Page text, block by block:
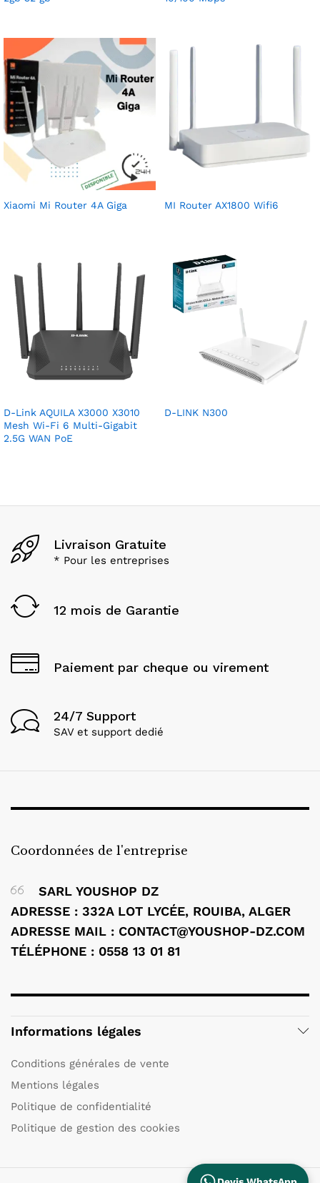
Xiaomi Mi Router 4A Giga MI Router AX1800 Wifi6
D-Link AQUILA X3000 X3010
Mesh Wi-Fi 6 Multi-Gigabit
2.5G WAN PoE
D-LINK N300
Livraison Gratuite
* Pour les entreprises
12 mois de Garantie
Paiement par cheque ou virement
24/7 Support
SAV et support dedié
Coordonnées de l'entreprise
SARL YOUSHOP DZ
ADRESSE : 332A LOT LYCÉE, ROUIBA, ALGER
ADRESSE MAIL : CONTACT@YOUSHOP-DZ.COM
TÉLÉPHONE : 0558 13 01 81
Informations légales
Conditions générales de vente
Mentions légales
Politique de confidentialité
Politique de gestion des cookies